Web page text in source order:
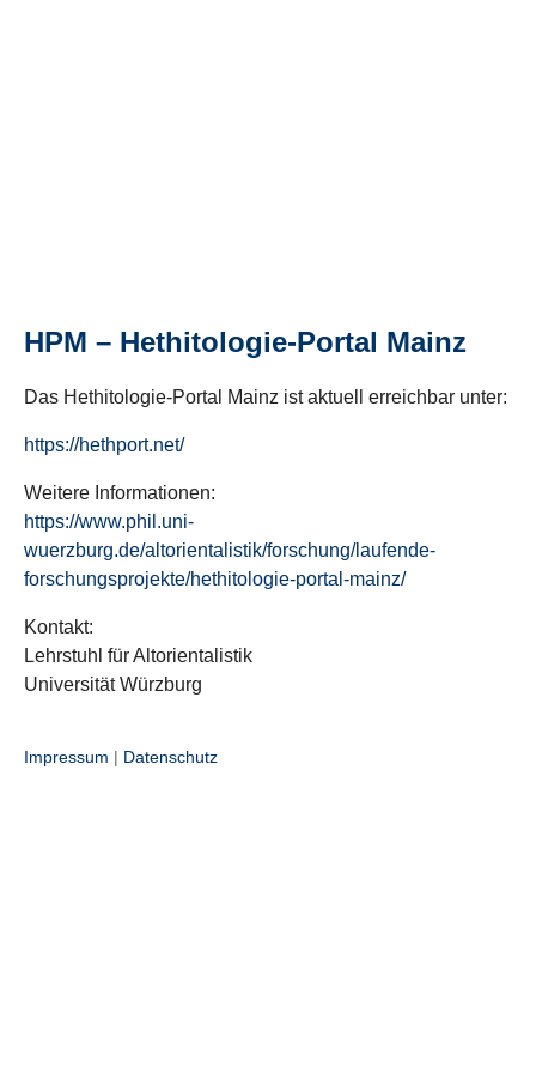
HPM – Hethitologie-Portal Mainz
Das Hethitologie-Portal Mainz ist aktuell erreichbar unter:
https://hethport.net/
Weitere Informationen:
https://www.phil.uni-
wuerzburg.de/altorientalistik/forschung/laufende-
forschungsprojekte/hethitologie-portal-mainz/
Kontakt:
Lehrstuhl für Altorientalistik
Universität Würzburg
Impressum | Datenschutz